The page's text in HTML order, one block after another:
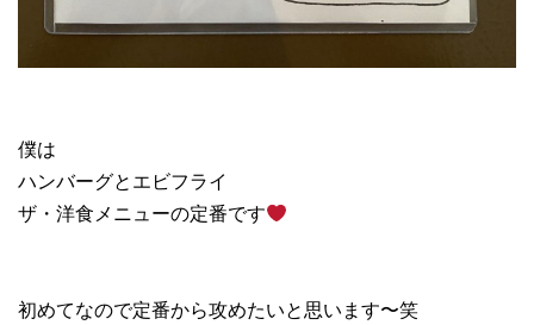
僕は
ハンバーグとエビフライ
ザ・洋食メニューの定番です
初めてなので定番から攻めたいと思います〜笑